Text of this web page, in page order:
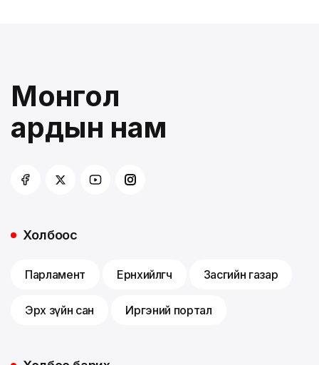
Монгол
ардын нам
Холбоос
Парламент Ерөнхийлөгч Засгийн газар
Эрх зүйн сан Иргэний портал